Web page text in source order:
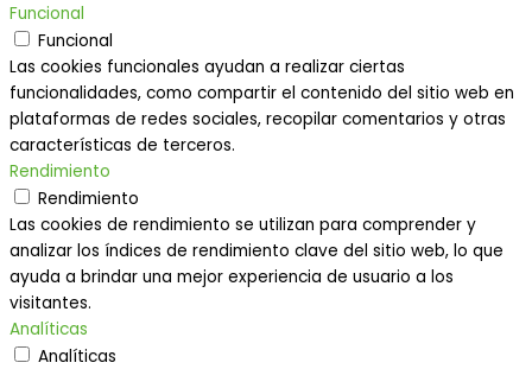
Funcional
Funcional
Las cookies funcionales ayudan a realizar ciertas
funcionalidades, como compartir el contenido del sitio web en
plataformas de redes sociales, recopilar comentarios y otras
características de terceros.
Rendimiento
Rendimiento
Las cookies de rendimiento se utilizan para comprender y
analizar los índices de rendimiento clave del sitio web, lo que
ayuda a brindar una mejor experiencia de usuario a los
visitantes.
Analíticas
Analíticas